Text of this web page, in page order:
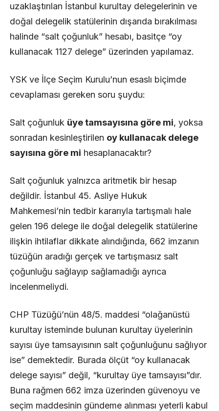
uzaklaştırılan İstanbul kurultay delegelerinin ve
doğal delegelik statülerinin dışarıda bırakılması
halinde “salt çoğunluk” hesabı, basitçe “oy
kullanacak 1127 delege” üzerinden yapılamaz.
YSK ve İlçe Seçim Kurulu’nun esaslı biçimde
cevaplaması gereken soru şuydu:
Salt çoğunluk üye tamsayısına göre mi, yoksa
sonradan kesinleştirilen oy kullanacak delege
sayısına göre mi hesaplanacaktır?
Salt çoğunluk yalnızca aritmetik bir hesap
değildir. İstanbul 45. Asliye Hukuk
Mahkemesi’nin tedbir kararıyla tartışmalı hale
gelen 196 delege ile doğal delegelik statülerine
ilişkin ihtilaflar dikkate alındığında, 662 imzanın
tüzüğün aradığı gerçek ve tartışmasız salt
çoğunluğu sağlayıp sağlamadığı ayrıca
incelenmeliydi.
CHP Tüzüğü’nün 48/5. maddesi “olağanüstü
kurultay isteminde bulunan kurultay üyelerinin
sayısı üye tamsayısının salt çoğunluğunu sağlıyor
ise” demektedir. Burada ölçüt “oy kullanacak
delege sayısı” değil, “kurultay üye tamsayısı”dır.
Buna rağmen 662 imza üzerinden güvenoyu ve
seçim maddesinin gündeme alınması yeterli kabul